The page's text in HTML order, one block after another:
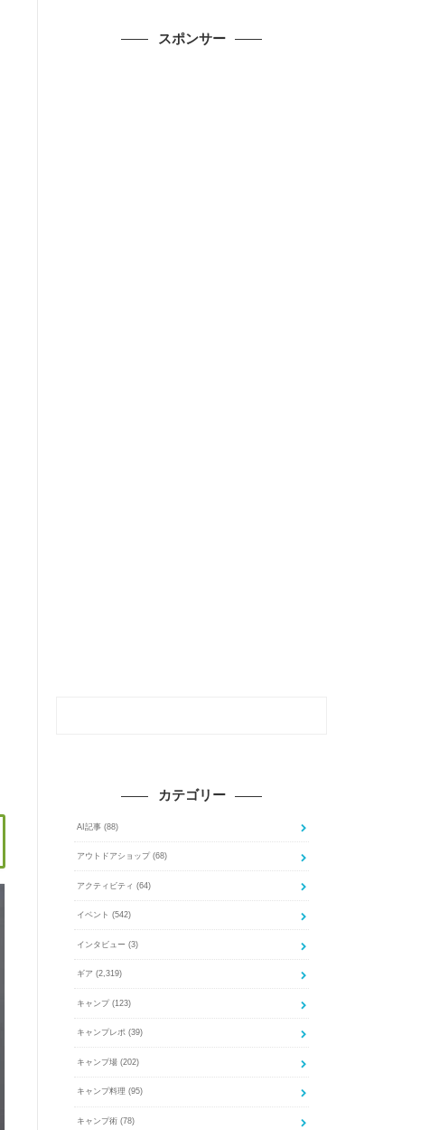
スポンサー
カテゴリー
AI記事 (88)
アウトドアショップ (68)
アクティビティ (64)
イベント (542)
インタビュー (3)
ギア (2,319)
キャンプ (123)
キャンプレポ (39)
キャンプ場 (202)
キャンプ料理 (95)
キャンプ術 (78)